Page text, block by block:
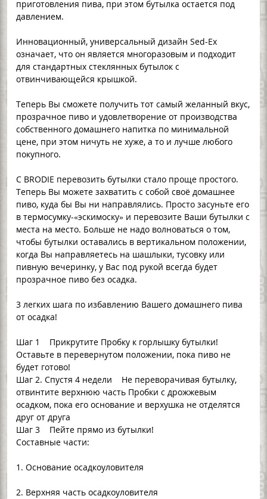
приготовления пива, при этом бутылка остается под
давлением.
Инновационный, универсальный дизайн Sed-Ex
означает, что он является многоразовым и подходит
для стандартных стеклянных бутылок с
отвинчивающейся крышкой.
Теперь Вы сможете получить тот самый желанный вкус,
прозрачное пиво и удовлетворение от производства
собственного домашнего напитка по минимальной
цене, при этом ничуть не хуже, а то и лучше любого
покупного.
С BRODIE перевозить бутылки стало проще простого.
Теперь Вы можете захватить с собой своё домашнее
пиво, куда бы Вы ни направлялись. Просто засуньте его
в термосумку-«эскимоску» и перевозите Ваши бутылки с
места на место. Больше не надо волноваться о том,
чтобы бутылки оставались в вертикальном положении,
когда Вы направляетесь на шашлыки, тусовку или
пивную вечеринку, у Вас под рукой всегда будет
прозрачное пиво без осадка.
3 легких шага по избавлению Вашего домашнего пива
от осадка!
Шаг 1 Прикрутите Пробку к горлышку бутылки!
Оставьте в перевернутом положении, пока пиво не
будет готово!
Шаг 2. Спустя 4 недели Не переворачивая бутылку,
отвинтите верхнюю часть Пробки с дрожжевым
осадком, пока его основание и верхушка не отделятся
друг от друга
Шаг 3 Пейте прямо из бутылки!
Составные части:
1. Основание осадкоуловителя
2. Верхняя часть осадкоуловителя